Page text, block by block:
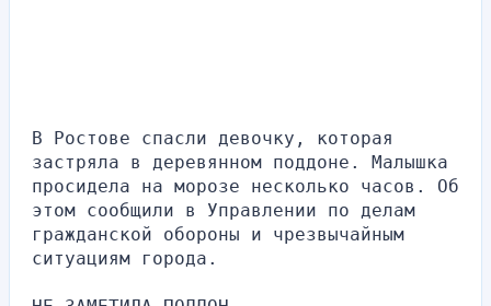
В Ростове спасли девочку, которая
застряла в деревянном поддоне. Малышка
просидела на морозе несколько часов. Об
этом сообщили в Управлении по делам
гражданской обороны и чрезвычайным
ситуациям города.